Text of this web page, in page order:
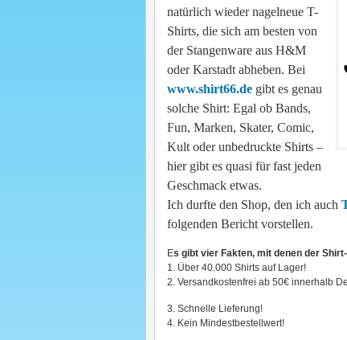
natürlich wieder nagelneue T-
Shirts, die sich am besten von
der Stangenware aus H&M
oder Karstadt abheben. Bei
www.shirt66.de gibt es genau
solche Shirt: Egal ob Bands,
Fun, Marken, Skater, Comic,
Kult oder unbedruckte Shirts –
hier gibt es quasi für fast jeden
Geschmack etwas.
Ich durfte den Shop, den ich auch
folgenden Bericht vorstellen.
Es gibt vier Fakten, mit denen der
1. Über 40.000 Shirts auf Lager!
2. Versandkostenfrei ab 50€ innerhalb
3. Schnelle Lieferung!
4. Kein Mindestbestellwert!